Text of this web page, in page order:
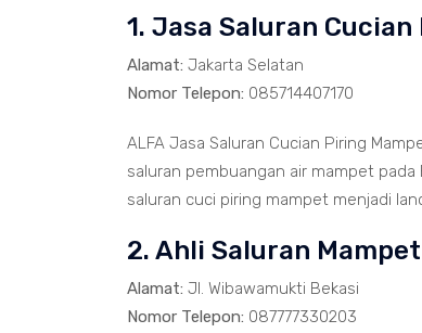
1. Jasa Saluran
Alamat: Jakarta Selatan
Nomor Telepon: 085714407170
ALFA Jasa Saluran Cucian Piring
saluran pembuangan air mampet
saluran cuci piring mampet menjadi
2. Ahli Saluran
Alamat: Jl. Wibawamukti Bekasi
Nomor Telepon: 087777330203